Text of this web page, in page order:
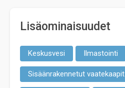
Lisäominaisuudet
Keskusvesi Ilmastointi
Sisäänrakennetut vaatekaapit